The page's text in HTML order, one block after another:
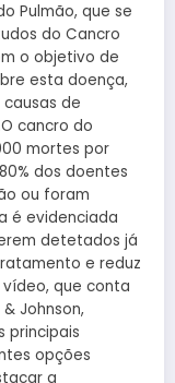
Pulmão, que se
do Cancro
o objetivo de
esta doença,
de
cancro do
mortes por
dos doentes
ou foram
é evidenciada
detetados já
e reduz
que conta
Johnson,
principais
opções
a